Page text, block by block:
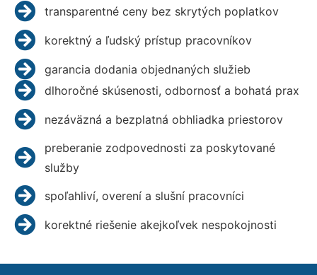
transparentné ceny bez skrytých poplatkov
korektný a ľudský prístup pracovníkov
garancia dodania objednaných služieb
dlhoročné skúsenosti, odbornosť a bohatá prax
nezáväzná a bezplatná obhliadka priestorov
preberanie zodpovednosti za poskytované
služby
spoľahliví, overení a slušní pracovníci
korektné riešenie akejkoľvek nespokojnosti